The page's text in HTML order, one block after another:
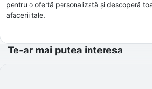
pentru o ofertă personalizată și descoperă
afacerii tale.
Te-ar mai putea interesa